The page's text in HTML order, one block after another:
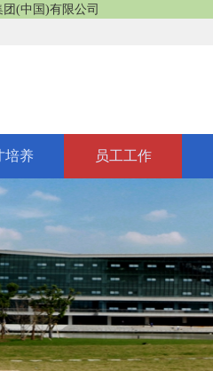
团(中国)有限公司
培养 员工工作